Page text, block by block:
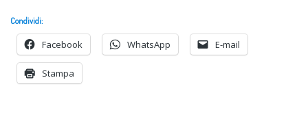
Condividi:
Facebook WhatsApp E-mail
Stampa